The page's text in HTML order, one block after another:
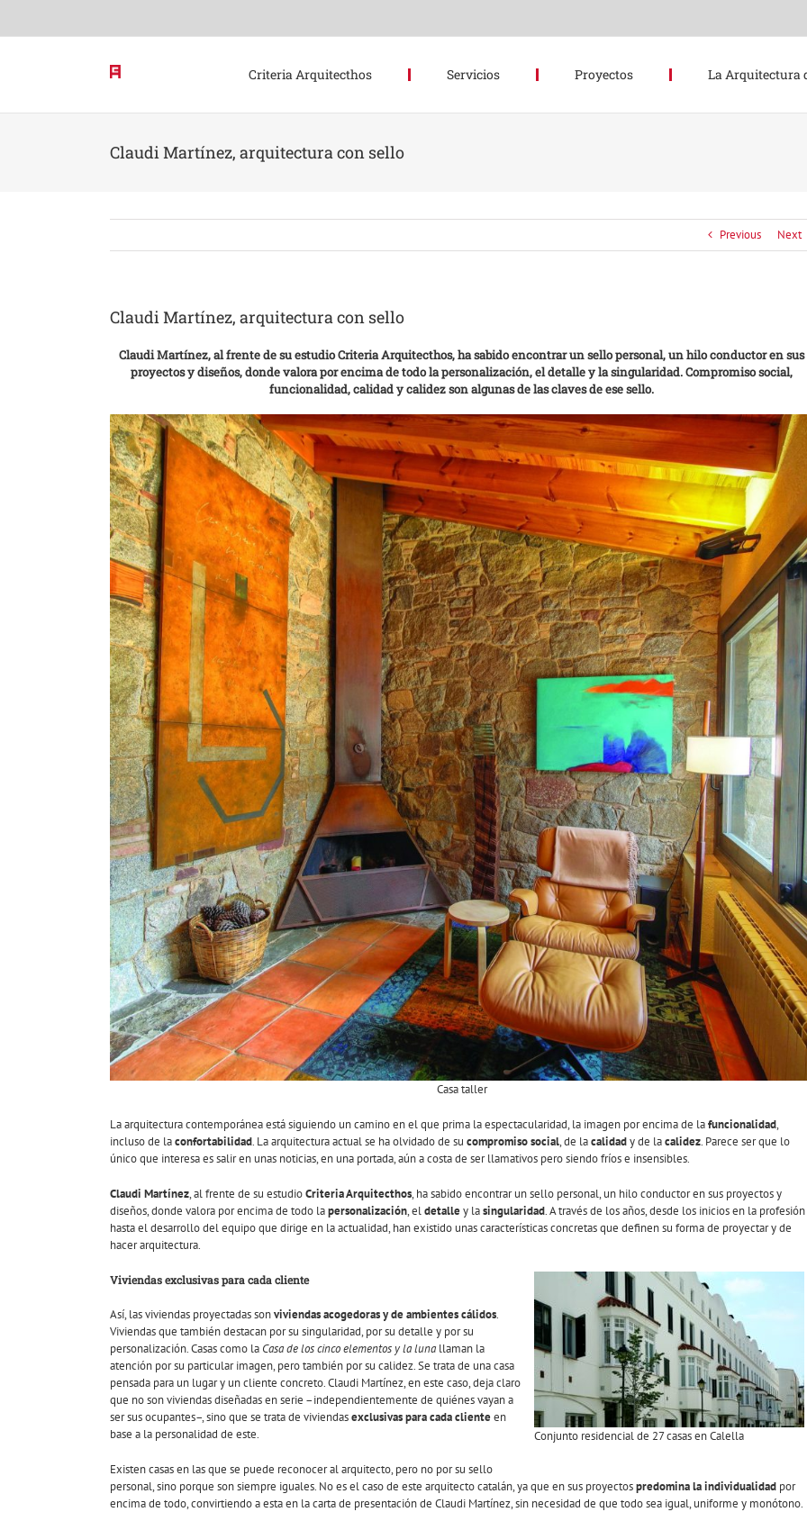
content
Criteria Arquitecthos Servicios Proyectos La Arquitectura
Claudi Martínez, arquitectura con sello
Previous Next
Claudi Martínez, arquitectura con sello
Claudi Martínez, al frente de su estudio Criteria Arquitecthos, ha sabido encontrar un sello personal, un hilo conductor en sus
proyectos y diseños, donde valora por encima de todo la personalización, el detalle y la singularidad. Compromiso social,
funcionalidad, calidad y calidez son algunas de las claves de ese sello.
Casa taller
La arquitectura contemporánea está siguiendo un camino en el que prima la espectacularidad, la imagen por encima de lafuncionalidad,
incluso de laconfortabilidad. La arquitectura actual se ha olvidado de su compromiso social, de lacalidady de lacalidez. Parece ser que lo
único que interesa es salir en unas noticias, en una portada, aún a costa de ser llamativos pero siendo fríos e insensibles.
Claudi Martínez, al frente de su estudioCriteria Arquitecthos, ha sabido encontrar un sello personal, un hilo conductor en sus proyectos y
diseños, donde valora por encima de todo lapersonalización, eldetalley lasingularidad. A través de los años, desde los inicios en la profesión
hasta el desarrollo del equipo que dirige en la actualidad, han existido unas características concretas que definen su forma de proyectar y de
hacer arquitectura.
Conjunto residencial de 27 casas en Calella
Viviendas exclusivas para cada cliente
Así, las viviendas proyectadas sonviviendas acogedoras y de ambientes cálidos.
Viviendas que también destacan por su singularidad, por su detalle y por su
personalización. Casas como la Casa de los cinco elementos y la luna llaman la
atención por su particular imagen, pero también por su calidez. Se trata de una casa
pensada para un lugar y un cliente concreto. Claudi Martínez, en este caso, deja claro
que no son viviendas diseñadas en serie –independientemente de quiénes vayan a
ser sus ocupantes–, sino que se trata de viviendasexclusivas para cada clienteen
base a la personalidad de este.
Existen casas en las que se puede reconocer al arquitecto, pero no por su sello
personal, sino porque son siempre iguales. No es el caso de este arquitecto catalán, ya que en sus proyectospredomina la individualidad por
encima de todo, convirtiendo a esta en la carta de presentación de Claudi Martínez, sin necesidad de que todo sea igual, uniforme y monótono.